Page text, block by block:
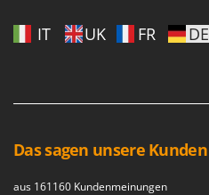
IT UK FR DE
Das sagen unsere Kunden
aus 161160 Kundenmeinungen